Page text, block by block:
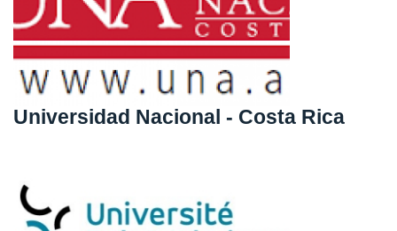
Universidad Nacional - Costa Rica